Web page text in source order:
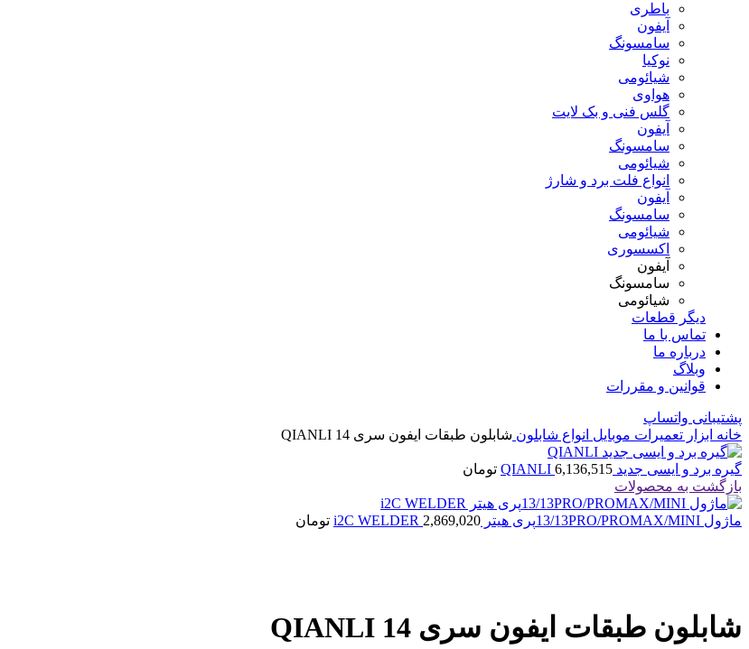
باطری
آیفون
سامسونگ
نوکیا
شیائومی
هواوی
گلس فنی و بک لایت
آیفون
سامسونگ
شیائومی
انواع فلت برد و شارژ
آیفون
سامسونگ
شیائومی
اکسسوری
آیفون
سامسونگ
شیائومی
دیگر قطعات
تماس با ما
درباره ما
وبلاگ
قوانین و مقررات
پشتیبانی واتساپ
خانه ابزار تعمیرات موبایل انواع شابلون شابلون طبقات ایفون سری 14 QIANLI
گیره برد و ایسی جدید QIANLI 6,136,515
تومان
بازگشت به محصولات
ماژول 13/13PRO/PROMAX/MINIپری هیتر i2C WELDER 2,869,020 تومان
شابلون طبقات ایفون سری 14 QIANLI